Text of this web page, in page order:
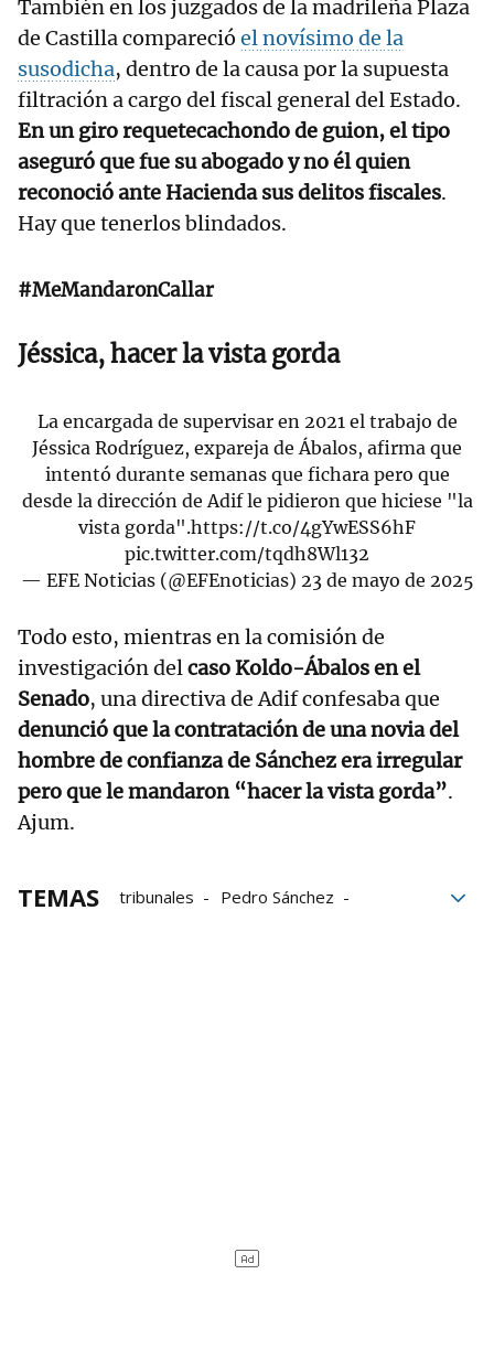
También en los juzgados de la madrileña Plaza
de Castilla compareció el novísimo de la
susodicha, dentro de la causa por la supuesta
filtración a cargo del fiscal general del Estado.
En un giro requetecachondo de guion, el tipo
aseguró que fue su abogado y no él quien
reconoció ante Hacienda sus delitos fiscales.
Hay que tenerlos blindados.
#MeMandaronCallar
Jéssica, hacer la vista gorda
La encargada de supervisar en 2021 el trabajo de
Jéssica Rodríguez, expareja de Ábalos, afirma que
intentó durante semanas que fichara pero que
desde la dirección de Adif le pidieron que hiciese "la
vista gorda".https://t.co/4gYwESS6hF
pic.twitter.com/tqdh8Wl132
— EFE Noticias (@EFEnoticias) 23 de mayo de 2025
Todo esto, mientras en la comisión de
investigación delcaso Koldo-Ábalos en el
Senado, una directiva de Adif confesaba que
denunció que la contratación de una novia del
hombre de confianza de Sánchez era irregular
pero que le mandaron “hacer la vista gorda”.
Ajum.
TEMAS tribunales
Pedro Sánchez